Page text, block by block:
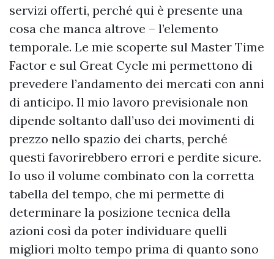
servizi offerti, perché qui è presente una
cosa che manca altrove – l’elemento
temporale. Le mie scoperte sul Master Time
Factor e sul Great Cycle mi permettono di
prevedere l’andamento dei mercati con anni
di anticipo. Il mio lavoro previsionale non
dipende soltanto dall’uso dei movimenti di
prezzo nello spazio dei charts, perché
questi favorirebbero errori e perdite sicure.
Io uso il volume combinato con la corretta
tabella del tempo, che mi permette di
determinare la posizione tecnica della
azioni così da poter individuare quelli
migliori molto tempo prima di quanto sono